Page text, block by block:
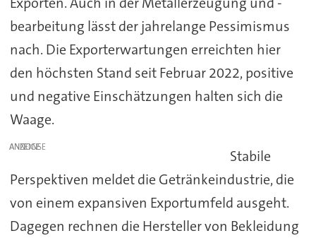
bearbeitung lässt der jahrelange Pessimismus
nach. Die Exporterwartungen erreichten hier
den höchsten Stand seit Februar 2022, positive
und negative Einschätzungen halten sich die
Waage.
ANZEIGE
Stabile
Perspektiven meldet die Getränkeindustrie, die
von einem expansiven Exportumfeld ausgeht.
Dagegen rechnen die Hersteller von Bekleidung